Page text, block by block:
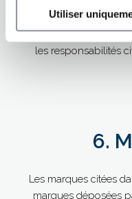
Utiliser
Dotation CSL
susceptible de
les responsabilités
6.
Les marques citées
marques déposées